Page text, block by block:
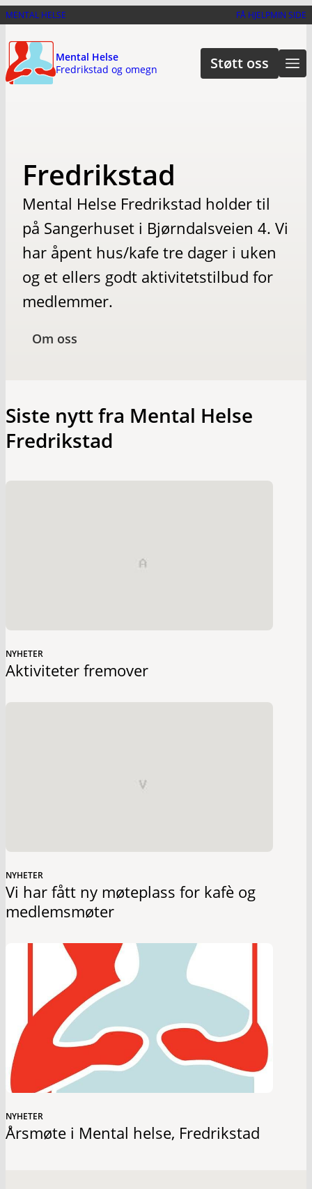
Hopp
hovedinnhold
MENTAL HELSE FÅ HJELPMIN SIDE
Mental Helse
Fredrikstad og omegn
Støtt oss
Fredrikstad
Mental Helse Fredrikstad holder til
på Sangerhuset i Bjørndalsveien 4. Vi
har åpent hus/kafe tre dager i uken
og et ellers godt aktivitetstilbud for
medlemmer.
Om oss
Siste nytt fra Mental Helse
Fredrikstad
NYHETER
Aktiviteter fremover
NYHETER
Vi har fått ny møteplass for kafè og
medlemsmøter
NYHETER
Årsmøte i Mental helse, Fredrikstad